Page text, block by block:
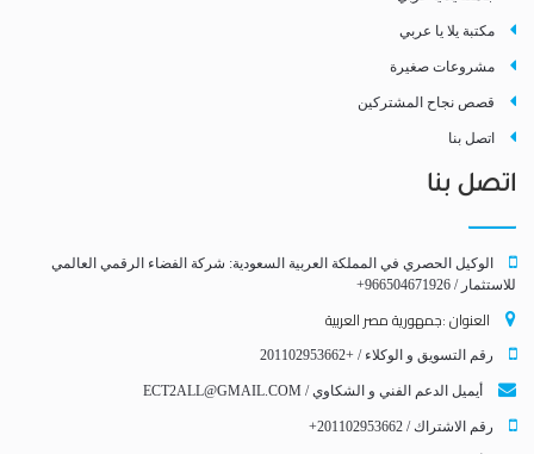
مكتبة يلا يا عربي
مشروعات صغيرة
قصص نجاح المشتركين
اتصل بنا
اتصل بنا
الوكيل الحصري في المملكة العربية السعودية: شركة الفضاء الرقمي العالمي
للاستثمار / 966504671926+
العنوان :جمهورية مصر العربية
رقم التسويق و الوكلاء / +201102953662
أيميل الدعم الفني و الشكاوي / ECT2ALL@GMAIL.COM
رقم الاشتراك / 201102953662+